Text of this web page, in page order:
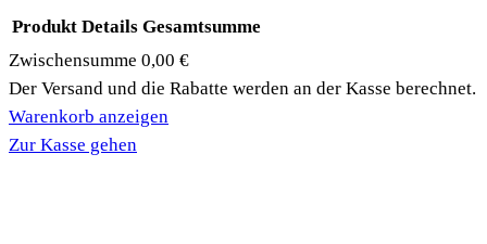
Produkte
im
Warenkorb
Produkt Details Gesamtsumme
Zwischensumme 0,00 €
Der Versand und die Rabatte werden an der Kasse berechnet.
Warenkorb anzeigen
Zur Kasse gehen